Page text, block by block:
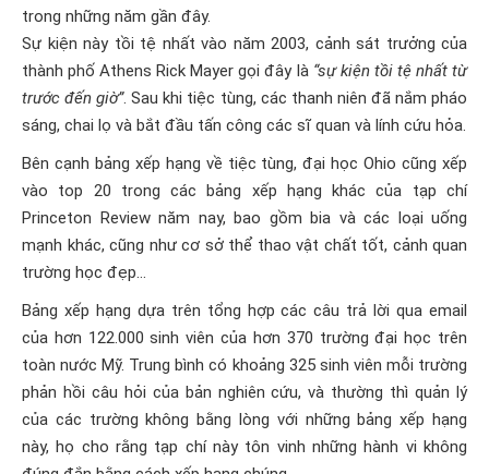
trong những năm gần đây.
Sự kiện này tồi tệ nhất vào năm 2003, cảnh sát trưởng của
thành phố Athens Rick Mayer gọi đây là “sự kiện tồi tệ nhất từ
trước đến giờ”. Sau khi tiệc tùng, các thanh niên đã nắm pháo
sáng, chai lọ và bắt đầu tấn công các sĩ quan và lính cứu hỏa.
Bên cạnh bảng xếp hạng về tiệc tùng, đại học Ohio cũng xếp
vào top 20 trong các bảng xếp hạng khác của tạp chí
Princeton Review năm nay, bao gồm bia và các loại uống
mạnh khác, cũng như cơ sở thể thao vật chất tốt, cảnh quan
trường học đẹp…
Bảng xếp hạng dựa trên tổng hợp các câu trả lời qua email
của hơn 122.000 sinh viên của hơn 370 trường đại học trên
toàn nước Mỹ. Trung bình có khoảng 325 sinh viên mỗi trường
phản hồi câu hỏi của bản nghiên cứu, và thường thì quản lý
của các trường không bằng lòng với những bảng xếp hạng
này, họ cho rằng tạp chí này tôn vinh những hành vi không